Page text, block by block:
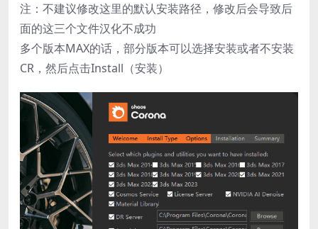
注：不建议修改这里的默认安装路径，修改后会导致后
面的这三个文件汉化不成功
多个版本MAX的话，部分版本可以选择安装或者不安装
CR，然后点击Install（安装）